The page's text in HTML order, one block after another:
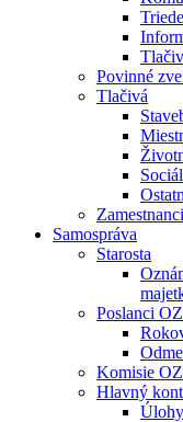
Povinné
Tlačivá
Zamestnanci
Samospráva
Starosta
Poslanci OZ
Komisie OZ
Hlavný